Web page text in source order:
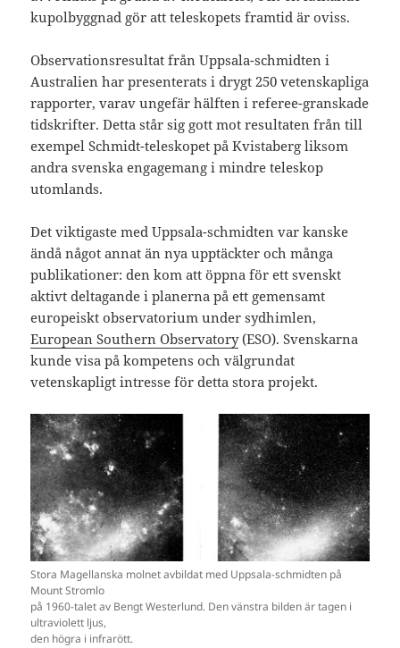
kupolbyggnad gör att teleskopets framtid är oviss.
Observationsresultat från Uppsala-schmidten i
Australien har presenterats i drygt 250 vetenskapliga
rapporter, varav ungefär hälften i referee-granskade
tidskrifter. Detta står sig gott mot resultaten från till
exempel Schmidt-teleskopet på Kvistaberg liksom
andra svenska engagemang i mindre teleskop
utomlands.
Det viktigaste med Uppsala-schmidten var kanske
ändå något annat än nya upptäckter och många
publikationer: den kom att öppna för ett svenskt
aktivt deltagande i planerna på ett gemensamt
europeiskt observatorium under sydhimlen,
European Southern Observatory(ESO). Svenskarna
kunde visa på kompetens och välgrundat
vetenskapligt intresse för detta stora projekt.
Stora Magellanska molnet avbildat med Uppsala-schmidten på
Mount Stromlo
på 1960-talet av Bengt Westerlund. Den vänstra bilden är tagen i
ultraviolett ljus,
den högra i infrarött.